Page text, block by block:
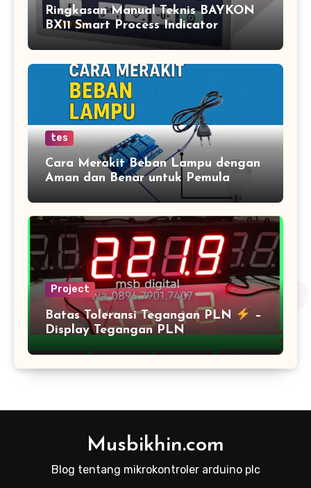
Ringkasan Manual Teknis BAYKON
BX11 Smart Process Indicator
tes
Cara Merakit Beban Lampu dengan
Aman dan Benar untuk Pemula
Project
Batas Toleransi Tegangan PLN
–
Display Tegangan PLN
Musbikhin.com
Blog tentang mikrokontroler arduino plc